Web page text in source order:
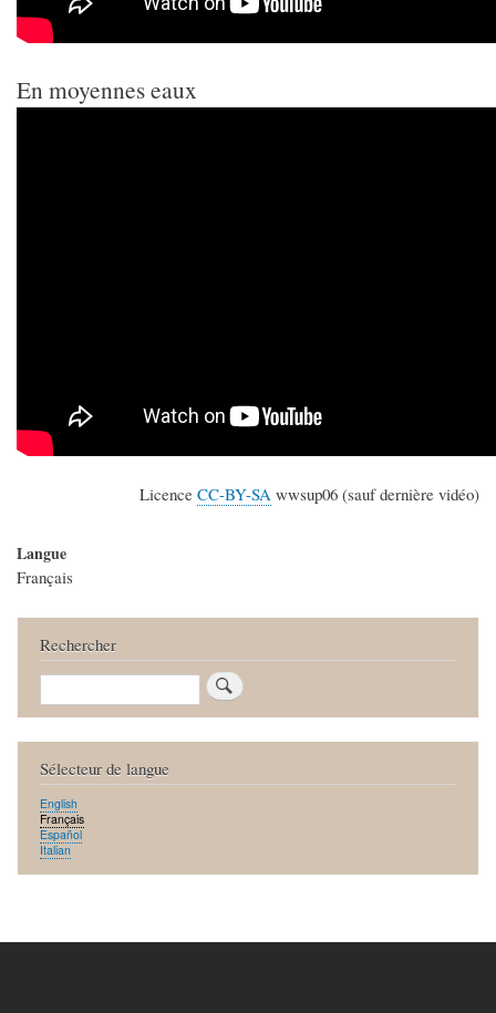
En moyennes eaux
Licence CC-BY-SA wwsup06 (sauf dernière vidéo)
Langue
Français
Rechercher
Rechercher
Sélecteur de langue
English
Français
Español
Italian